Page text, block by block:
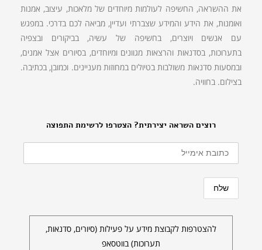
רוצים השראה יצירתית? הצטרפו לרשימת התפוצה
להצטרפות לקבוצת מידע על פעילות (סיורים, סדנאות,
תערוכות) בווטסאפ
את ההשראה, החשיפה לעולמות מיוחדים של מלאכות, עיצוב, אמנות
ואומנות, את הידע והמידע שצברתי ועדיין, מביאה לכם בדרכי. במפגש
עם אנשים ויוצרים, בחשיפה של עשיה, בביקורים ובצפיה
בתערוכות, בסדנאות והרצאות מגוונים ומיוחדים, בסיורים אצל אמנים,
ובמסעות סדנאות משולבות בטיולים במחוזות מעניינים. וכמובן, בכתיבה.
בצילום. בחוויה.